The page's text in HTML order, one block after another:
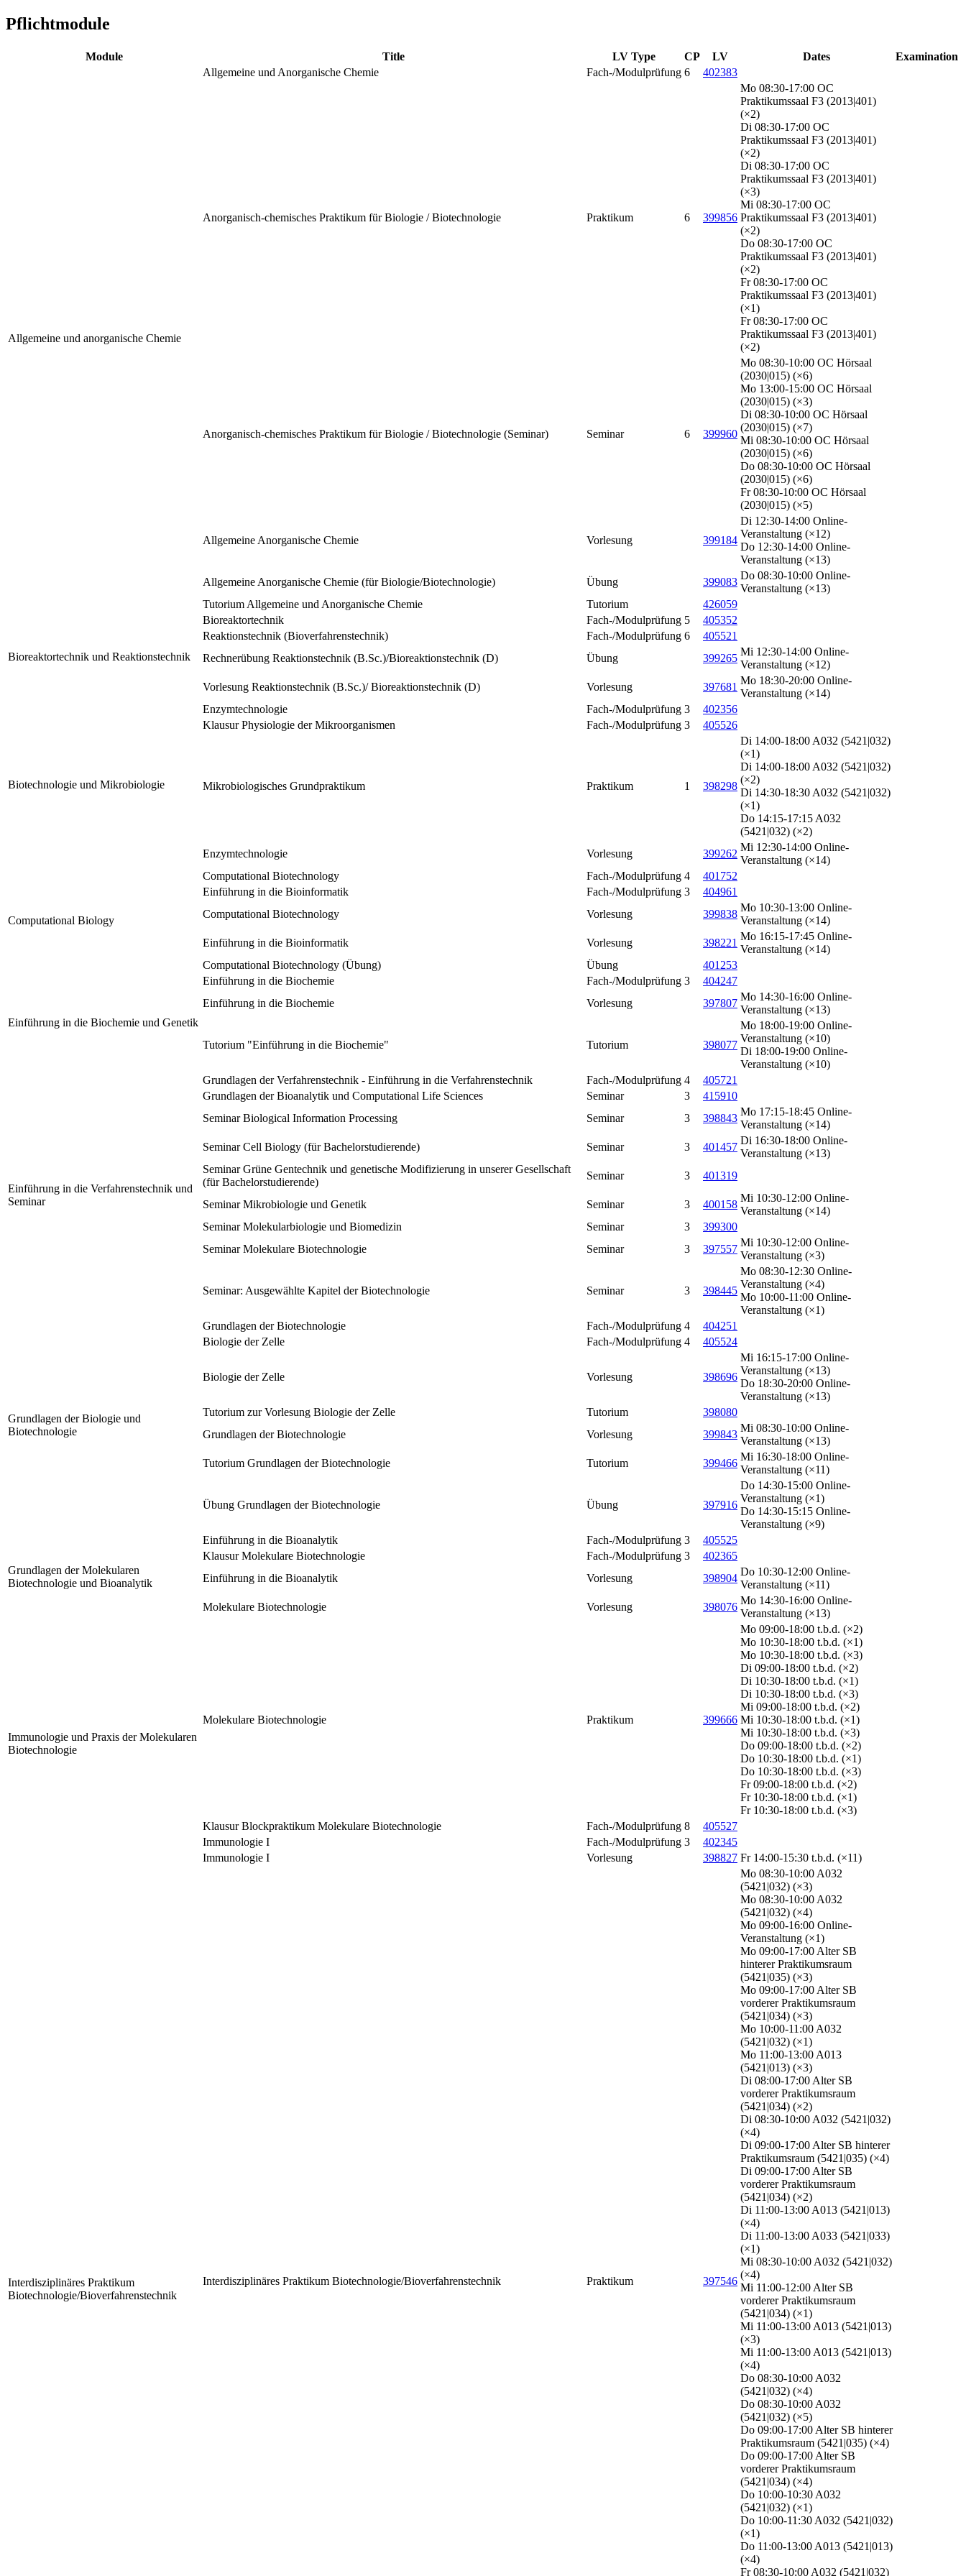
Pflichtmodule
Module Title LV Type CP LV Dates Examination
Allgemeine und anorganische Chemie
Allgemeine und Anorganische Chemie Fach-/Modulprüfung 6 402383
Anorganisch-chemisches Praktikum für Biologie / Biotechnologie Praktikum 6 399856
Mo 08:30-17:00 OC
Praktikumssaal F3 (2013|401)
(×2)
Di 08:30-17:00 OC
Praktikumssaal F3 (2013|401)
(×2)
Di 08:30-17:00 OC
Praktikumssaal F3 (2013|401)
(×3)
Mi 08:30-17:00 OC
Praktikumssaal F3 (2013|401)
(×2)
Do 08:30-17:00 OC
Praktikumssaal F3 (2013|401)
(×2)
Fr 08:30-17:00 OC
Praktikumssaal F3 (2013|401)
(×1)
Fr 08:30-17:00 OC
Praktikumssaal F3 (2013|401)
(×2)
Anorganisch-chemisches Praktikum für Biologie / Biotechnologie (Seminar) Seminar 6 399960
Mo 08:30-10:00 OC Hörsaal
(2030|015) (×6)
Mo 13:00-15:00 OC Hörsaal
(2030|015) (×3)
Di 08:30-10:00 OC Hörsaal
(2030|015) (×7)
Mi 08:30-10:00 OC Hörsaal
(2030|015) (×6)
Do 08:30-10:00 OC Hörsaal
(2030|015) (×6)
Fr 08:30-10:00 OC Hörsaal
(2030|015) (×5)
Allgemeine Anorganische Chemie Vorlesung 399184
Di 12:30-14:00 Online-
Veranstaltung (×12)
Do 12:30-14:00 Online-
Veranstaltung (×13)
Allgemeine Anorganische Chemie (für Biologie/Biotechnologie)
Übung 399083
Do 08:30-10:00 Online-
Veranstaltung (×13)
Tutorium Allgemeine und Anorganische Chemie
Tutorium 426059
Bioreaktortechnik und Reaktionstechnik
Bioreaktortechnik Fach-/Modulprüfung 5
405352
Reaktionstechnik (Bioverfahrenstechnik)
Fach-/Modulprüfung 6
405521
Rechnerübung Reaktionstechnik (B.Sc.)/Bioreaktionstechnik (D)
Übung 399265
Mi 12:30-14:00 Online-
Veranstaltung (×12)
Vorlesung Reaktionstechnik (B.Sc.)/ Bioreaktionstechnik (D)
Vorlesung 397681
Mo 18:30-20:00 Online-
Veranstaltung (×14)
Biotechnologie und Mikrobiologie
Enzymtechnologie Fach-/Modulprüfung 3
402356
Klausur Physiologie der Mikroorganismen
Fach-/Modulprüfung 3 405526
Mikrobiologisches Grundpraktikum Praktikum 1 398298
Di 14:00-18:00 A032 (5421|032)
(×1)
Di 14:00-18:00 A032 (5421|032)
(×2)
Di 14:30-18:30 A032 (5421|032)
(×1)
Do 14:15-17:15 A032
(5421|032) (×2)
Enzymtechnologie
Vorlesung 399262
Mi 12:30-14:00 Online-
Veranstaltung (×14)
Computational Biology
Computational Biotechnology Fach-/Modulprüfung 4
401752
Einführung in die Bioinformatik
Fach-/Modulprüfung 3
404961
Computational Biotechnology
Vorlesung 399838
Mo 10:30-13:00 Online-
Veranstaltung (×14)
Einführung in die Bioinformatik
Vorlesung 398221
Mo 16:15-17:45 Online-
Veranstaltung (×14)
Computational Biotechnology (Übung)
Übung 401253
Einführung in die Biochemie und Genetik
Einführung in die Biochemie Fach-/Modulprüfung 3
404247
Einführung in die Biochemie
Vorlesung 397807
Mo 14:30-16:00 Online-
Veranstaltung (×13)
Tutorium "Einführung in die Biochemie" Tutorium 398077
Mo 18:00-19:00 Online-
Veranstaltung (×10)
Di 18:00-19:00 Online-
Veranstaltung (×10)
Einführung in die Verfahrenstechnik und
Seminar
Grundlagen der Verfahrenstechnik - Einführung in die Verfahrenstechnik Fach-/Modulprüfung 4
405721
Grundlagen der Bioanalytik und Computational Life Sciences
Seminar 3
415910
Seminar Biological Information Processing
Seminar 3 398843
Mo 17:15-18:45 Online-
Veranstaltung (×14)
Seminar Cell Biology (für Bachelorstudierende)
Seminar 3 401457
Di 16:30-18:00 Online-
Veranstaltung (×13)
Seminar Grüne Gentechnik und genetische Modifizierung in unserer Gesellschaft
(für Bachelorstudierende)
Seminar 3 401319
Seminar Mikrobiologie und Genetik Seminar 3 400158
Mi 10:30-12:00 Online-
Veranstaltung (×14)
Seminar Molekularbiologie und Biomedizin
Seminar 3
399300
Seminar Molekulare Biotechnologie
Seminar 3 397557
Mi 10:30-12:00 Online-
Veranstaltung (×3)
Seminar: Ausgewählte Kapitel der Biotechnologie Seminar 3 398445
Mo 08:30-12:30 Online-
Veranstaltung (×4)
Mo 10:00-11:00 Online-
Veranstaltung (×1)
Grundlagen der Biologie und
Biotechnologie
Grundlagen der Biotechnologie Fach-/Modulprüfung 4
404251
Biologie der Zelle
Fach-/Modulprüfung 4 405524
Biologie der Zelle Vorlesung 398696
Mi 16:15-17:00 Online-
Veranstaltung (×13)
Do 18:30-20:00 Online-
Veranstaltung (×13)
Tutorium zur Vorlesung Biologie der Zelle
Tutorium
398080
Grundlagen der Biotechnologie
Vorlesung 399843
Mi 08:30-10:00 Online-
Veranstaltung (×13)
Tutorium Grundlagen der Biotechnologie
Tutorium 399466
Mi 16:30-18:00 Online-
Veranstaltung (×11)
Übung Grundlagen der Biotechnologie Übung 397916
Do 14:30-15:00 Online-
Veranstaltung (×1)
Do 14:30-15:15 Online-
Veranstaltung (×9)
Grundlagen der Molekularen
Biotechnologie und Bioanalytik
Einführung in die Bioanalytik Fach-/Modulprüfung 3
405525
Klausur Molekulare Biotechnologie
Fach-/Modulprüfung 3
402365
Einführung in die Bioanalytik
Vorlesung 398904
Do 10:30-12:00 Online-
Veranstaltung (×11)
Molekulare Biotechnologie
Vorlesung 398076
Mo 14:30-16:00 Online-
Veranstaltung (×13)
Immunologie und Praxis der Molekularen
Biotechnologie
Molekulare Biotechnologie Praktikum 399666
Mo 09:00-18:00 t.b.d. (×2)
Mo 10:30-18:00 t.b.d. (×1)
Mo 10:30-18:00 t.b.d. (×3)
Di 09:00-18:00 t.b.d. (×2)
Di 10:30-18:00 t.b.d. (×1)
Di 10:30-18:00 t.b.d. (×3)
Mi 09:00-18:00 t.b.d. (×2)
Mi 10:30-18:00 t.b.d. (×1)
Mi 10:30-18:00 t.b.d. (×3)
Do 09:00-18:00 t.b.d. (×2)
Do 10:30-18:00 t.b.d. (×1)
Do 10:30-18:00 t.b.d. (×3)
Fr 09:00-18:00 t.b.d. (×2)
Fr 10:30-18:00 t.b.d. (×1)
Fr 10:30-18:00 t.b.d. (×3)
Klausur Blockpraktikum Molekulare Biotechnologie
Fach-/Modulprüfung 8
405527
Immunologie I
Fach-/Modulprüfung 3
402345
Immunologie I
Vorlesung 398827 Fr 14:00-15:30 t.b.d. (×11)
Interdisziplinäres Praktikum
Biotechnologie/Bioverfahrenstechnik
Interdisziplinäres Praktikum Biotechnologie/Bioverfahrenstechnik Praktikum 397546
Mo 08:30-10:00 A032
(5421|032) (×3)
Mo 08:30-10:00 A032
(5421|032) (×4)
Mo 09:00-16:00 Online-
Veranstaltung (×1)
Mo 09:00-17:00 Alter SB
hinterer Praktikumsraum
(5421|035) (×3)
Mo 09:00-17:00 Alter SB
vorderer Praktikumsraum
(5421|034) (×3)
Mo 10:00-11:00 A032
(5421|032) (×1)
Mo 11:00-13:00 A013
(5421|013) (×3)
Di 08:00-17:00 Alter SB
vorderer Praktikumsraum
(5421|034) (×2)
Di 08:30-10:00 A032 (5421|032)
(×4)
Di 09:00-17:00 Alter SB hinterer
Praktikumsraum (5421|035) (×4)
Di 09:00-17:00 Alter SB
vorderer Praktikumsraum
(5421|034) (×2)
Di 11:00-13:00 A013 (5421|013)
(×4)
Di 11:00-13:00 A033 (5421|033)
(×1)
Mi 08:30-10:00 A032 (5421|032)
(×4)
Mi 11:00-12:00 Alter SB
vorderer Praktikumsraum
(5421|034) (×1)
Mi 11:00-13:00 A013 (5421|013)
(×3)
Mi 11:00-13:00 A013 (5421|013)
(×4)
Do 08:30-10:00 A032
(5421|032) (×4)
Do 08:30-10:00 A032
(5421|032) (×5)
Do 09:00-17:00 Alter SB hinterer
Praktikumsraum (5421|035) (×4)
Do 09:00-17:00 Alter SB
vorderer Praktikumsraum
(5421|034) (×4)
Do 10:00-10:30 A032
(5421|032) (×1)
Do 10:00-11:30 A032 (5421|032)
(×1)
Do 11:00-13:00 A013 (5421|013)
(×4)
Fr 08:30-10:00 A032 (5421|032)